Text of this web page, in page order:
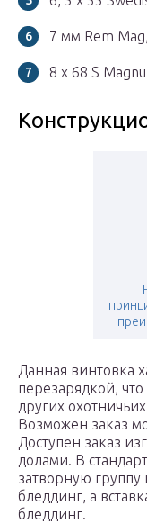
7 мм Rem Mag,
8 x 68 S
Данная винтовка
перезарядкой,
других
Возможен заказ
Доступен заказ
долами. В
затворную группу
бледдинг, а
бледдинг.